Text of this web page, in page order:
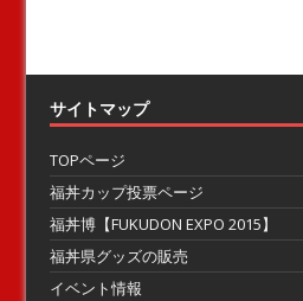
サイトマップ
TOPページ
福丼カップ投票ページ
福丼博【FUKUDON EXPO 2015】
福丼県グッズの販売
イベント情報